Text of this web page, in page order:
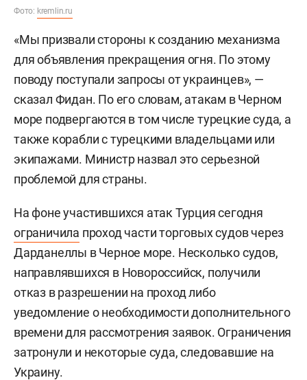
Фото: kremlin.ru
«Мы призвали стороны к созданию механизма
для объявления прекращения огня. По этому
поводу поступали запросы от украинцев», —
сказал Фидан. По его словам, атакам в Черном
море подвергаются в том числе турецкие суда, а
также корабли с турецкими владельцами или
экипажами. Министр назвал это серьезной
проблемой для страны.
На фоне участившихся атак Турция сегодня
ограничила проход части торговых судов через
Дарданеллы в Черное море. Несколько судов,
направлявшихся в Новороссийск, получили
отказ в разрешении на проход либо
уведомление о необходимости дополнительного
времени для рассмотрения заявок. Ограничения
затронули и некоторые суда, следовавшие на
Украину.